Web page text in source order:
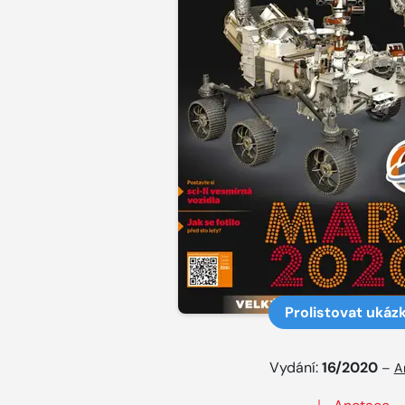
Prolistovat
Vydání:16/2020 –